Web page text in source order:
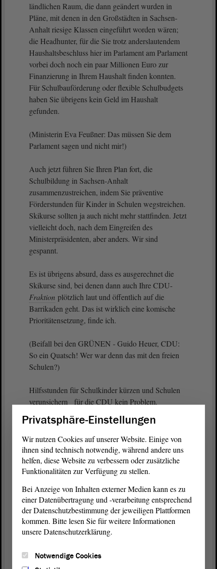
ländlichen Raum, die dann geändert wurden in
Pläne, mit denen in den Großstädten in Sachsen-
Anhalt riesige Klassen eingeführt worden wären;
die Headhunter, für die Sie trotz anderslautendem
Haushaltsbeschluss hier im Parlament am Parlament
vorbei doch noch ein paar Millionen Euro zur
Finanzierung in Ihrem Haushalt finden konnten.
Für Schulbauförderung oder flexible Schulbudgets
haben Sie übrigens kein Geld im Haushalt
gefunden.
(Ministerin Eva Feußner: Das müssen Sie dem
Parlament sagen und nicht mir!)
Auch jetzt führen Sie Ihren Plan fort, die
Schulbildung in Sachsen-Anhalt
zusammenzustreichen, indem Sie präventive
Förderstunden für Kinder in Schulen wegstreichen.
Skikurse sollten ja auch nicht mehr stattfinden. Jetzt
vielleicht doch, nach dem Eingreifen des
Ministerpräsidenten, aber anders. Wir sind
gespannt.
Es ist übrigens absurd, dass es ausgerechnet die
Skikurse sind, bei denen dann auch Ihre CDU-
Fraktion plötzlich laut und öffentlich auf die
Barrikaden geht. Das ist wirklich eine komische
Prioritätensetzung, finde ich.
(Beifall bei den GRÜNEN - Guido Heuer, CDU:
So ein Quatsch! Wer war denn das mit den freien
Schulen?)
Hilfsstunden für Schulkinder kürzen und Schulen
verunsichern für die CDU kein Problem.
werden lassen, sodass weder für Schülerinnen noch
für Lehrkräfte guter Unterricht möglich ist auch
dazu höchstens stille Nachverhandlungen hinter den
Kulissen. Aber Skikurse wegkürzen, damit haben
wir eine rote Linie erreicht. Alles klar.
(Zustimmung bei den GRÜNEN - Olaf Meister,
GRÜNE, lacht - Guido Heuer, CDU: Populismus
blank! Junge, Junge!)
Entbildungspolitik! Hören Sie damit auf, immer nur
Privatsphäre-Einstellungen
Wir nutzen Cookies auf unserer Website. Einige von
ihnen sind technisch notwendig, während andere uns
helfen, diese Website zu verbessern oder zusätzliche
Funktionalitäten zur Verfügung zu stellen.
Bei Anzeige von Inhalten externer Medien kann es zu
einer Datenübertragung und -verarbeitung entsprechend
der Datenschutzbestimmung der jeweiligen Plattformen
kommen. Bitte lesen Sie für weitere Informationen
unsere Datenschutzerklärung.
Notwendige Cookies